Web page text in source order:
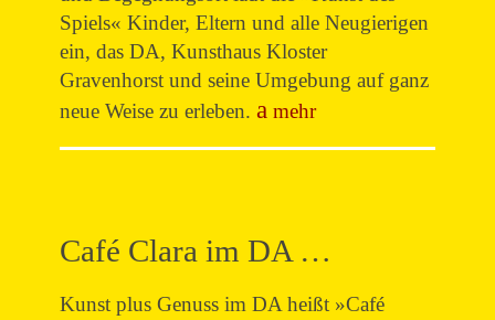
Spiels« Kinder, Eltern und alle Neugierigen
ein, das DA, Kunsthaus Kloster
Gravenhorst und seine Umgebung auf ganz
neue Weise zu erleben.
mehr
Café Clara im DA …
Kunst plus Genuss im DA heißt »Café